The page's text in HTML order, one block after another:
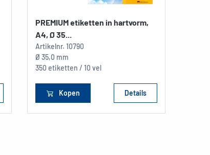
PREMIUM etiketten in hartvorm,
A4, Ø 35...
Artikelnr. 10790
Ø 35,0 mm
350 etiketten / 10 vel
Kopen Details